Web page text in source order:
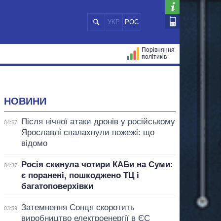
УКР РОС
Порівняння
політиків
НОВИНИ
04:57
Після нічної атаки дронів у російському
Ярославлі спалахнули пожежі: що
відомо
04:37
Росія скинула чотири КАБи на Суми:
є поранені, пошкоджено ТЦ і
багатоповерхівки
03:59
Затемнення Сонця скоротить
виробництво електроенергії в ЄС